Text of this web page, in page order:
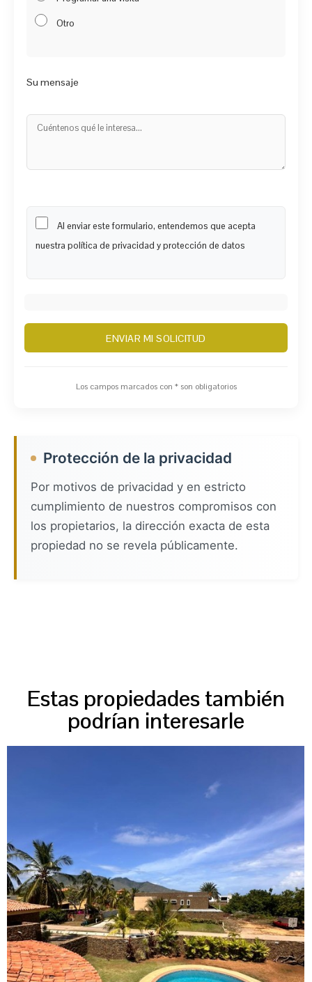
Otro
Su mensaje
Al enviar este formulario, entendemos que acepta
nuestra política de privacidad y protección de datos
Los campos marcados con * son obligatorios
Protección de la privacidad
Por motivos de privacidad y en estricto
cumplimiento de nuestros compromisos con
los propietarios, la dirección exacta de esta
propiedad no se revela públicamente.
Estas propiedades también
podrían interesarle